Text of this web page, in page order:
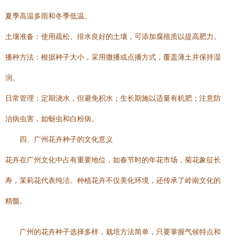
夏季高温多雨和冬季低温。
土壤准备：使用疏松、排水良好的土壤，可添加腐殖质以提高肥力。
播种方法：根据种子大小，采用撒播或点播方式，覆盖薄土并保持湿
润。
日常管理：定期浇水，但避免积水；生长期施以适量有机肥；注意防
治病虫害，如蚜虫和白粉病。
四、广州花卉种子的文化意义
花卉在广州文化中占有重要地位，如春节时的年花市场，菊花象征长
寿，茉莉花代表纯洁。种植花卉不仅美化环境，还传承了岭南文化的
精髓。
广州的花卉种子选择多样，栽培方法简单，只要掌握气候特点和